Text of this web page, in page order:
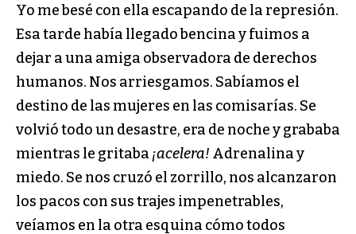
Yo me besé con ella escapando de la represión.
Esa tarde había llegado bencina y fuimos a
dejar a una amiga observadora de derechos
humanos. Nos arriesgamos. Sabíamos el
destino de las mujeres en las comisarías. Se
volvió todo un desastre, era de noche y grababa
mientras le gritaba ¡acelera! Adrenalina y
miedo. Se nos cruzó el zorrillo, nos alcanzaron
los pacos con sus trajes impenetrables,
veíamos en la otra esquina cómo todos